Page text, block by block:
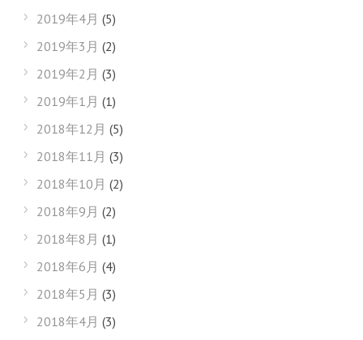
2019年4月 (5)
2019年3月 (2)
2019年2月 (3)
2019年1月 (1)
2018年12月 (5)
2018年11月 (3)
2018年10月 (2)
2018年9月 (2)
2018年8月 (1)
2018年6月 (4)
2018年5月 (3)
2018年4月 (3)